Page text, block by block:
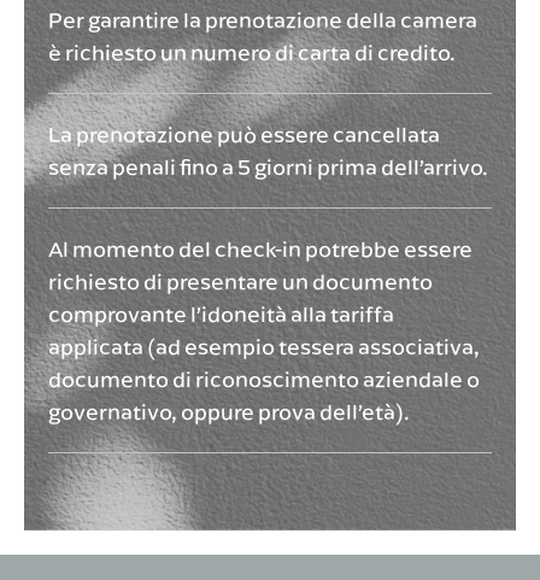
Per garantire la prenotazione della camera
è richiesto un numero di carta di credito.
La prenotazione può essere cancellata
senza penali fino a 5 giorni prima dell’arrivo.
Al momento del check-in potrebbe essere
richiesto di presentare un documento
comprovante l’idoneità alla tariffa
applicata (ad esempio tessera associativa,
documento di riconoscimento aziendale o
governativo, oppure prova dell’età).